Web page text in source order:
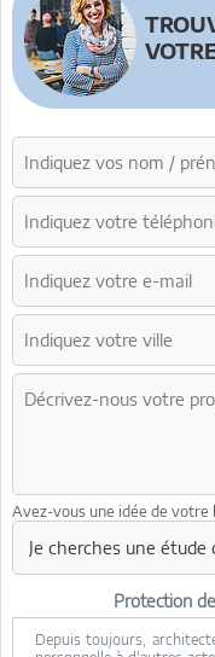
Avez-vous une idée de votre
Protection
Depuis toujours,